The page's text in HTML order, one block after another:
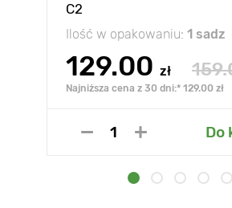
C2
Ilość w opakowaniu: 1 sadz
129.00 zł
Najniższa cena z 30 dni:* 129.00 zł
Do